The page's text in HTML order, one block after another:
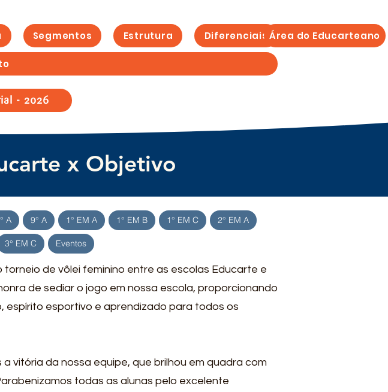
Segmentos Estrutura Diferenciais
- 2026
Área do Educarteano
x Objetivo
A 9° A 1° EM A 1° EM B 1° EM C 2° EM A
3° EM C Eventos
torneio de vôlei feminino entre as escolas Educarte e
de sediar o jogo em nossa escola, proporcionando
espírito esportivo e aprendizado para todos os
vitória da nossa equipe, que brilhou em quadra com
todas as alunas pelo excelente